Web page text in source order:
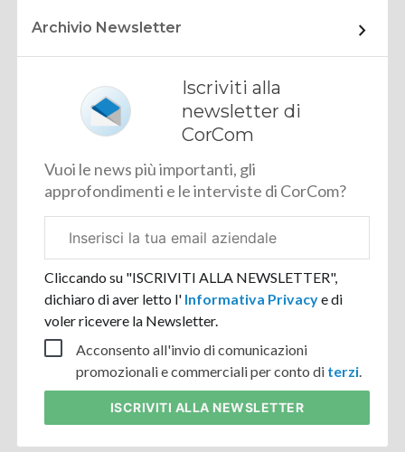
Archivio Newsletter
Iscriviti alla
newsletter di
CorCom
Vuoi le news più importanti, gli
approfondimenti e le interviste di CorCom?
aziendale
Cliccando su "ISCRIVITI ALLA NEWSLETTER",
dichiaro di aver letto l' Informativa Privacye di
voler ricevere la Newsletter.
Acconsento all'invio di comunicazioni
promozionali e commerciali per conto di terzi.
ISCRIVITI ALLA NEWSLETTER